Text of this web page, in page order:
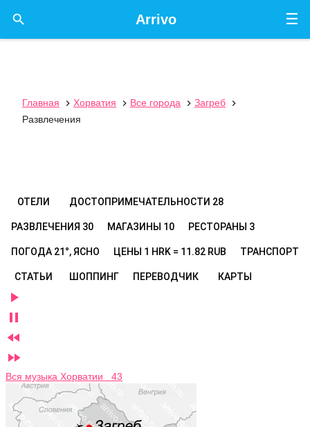
☰
Arrivo

Главная  Хорватия  Все города  Загреб

Развлечения
ОТЕЛИ ДОСТОПРИМЕЧАТЕЛЬНОСТИ 28
РАЗВЛЕЧЕНИЯ 30 МАГАЗИНЫ 10 РЕСТОРАНЫ 3
ПОГОДА 21°, ЯСНО ЦЕНЫ 1 HRK = 11.82 RUB ТРАНСПОРТ
СТАТЬИ ШОППИНГ ПЕРЕВОДЧИК КАРТЫ




Вся музыка Хорватии 43